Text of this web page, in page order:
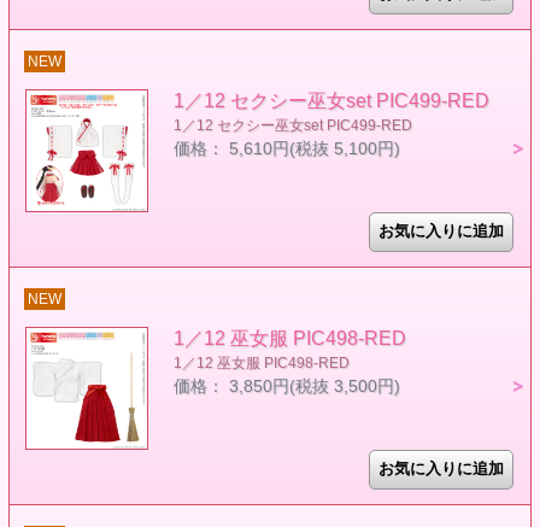
NEW
1／12 セクシー巫女set PIC499-RED
1／12 セクシー巫女set PIC499-RED
価格： 5,610円(税抜 5,100円)
NEW
1／12 巫女服 PIC498-RED
1／12 巫女服 PIC498-RED
価格： 3,850円(税抜 3,500円)